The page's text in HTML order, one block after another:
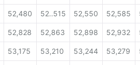
52,480 52..515 52,550 52,585
52,828 52,863 52,898 52,932
53,175 53,210 53,244 53,279